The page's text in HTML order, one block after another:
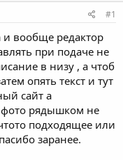
#1
и вообще редактор
при подаче не
в низу , а чтоб
опять текст и тут
сайт а
фото рядышком не
подходящее или
заранее.